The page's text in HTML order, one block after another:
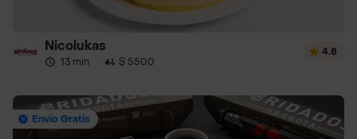
Nicolukas
13 min · $ 5500
4.8
Envío Gratis